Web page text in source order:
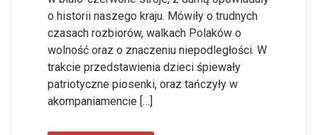
o historii naszego kraju. Mówiły o trudnych
czasach rozbiorów, walkach Polaków o
wolność oraz o znaczeniu niepodległości. W
trakcie przedstawienia dzieci śpiewały
patriotyczne piosenki, oraz tańczyły w
akompaniamencie […]